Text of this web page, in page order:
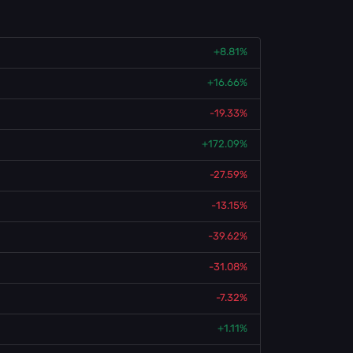
+8.81%
+16.66%
-19.33%
+172.09%
-27.59%
-13.15%
-39.62%
-31.08%
-7.32%
+1.11%